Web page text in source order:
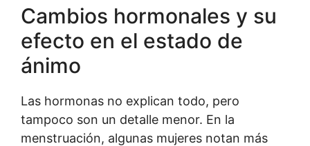
Cambios hormonales y su
efecto en el estado de
ánimo
Las hormonas no explican todo, pero
tampoco son un detalle menor. En la
menstruación, algunas mujeres notan más